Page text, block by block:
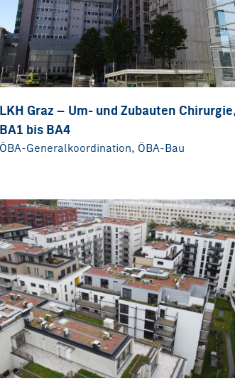
LKH Graz – Um- und Zubauten
BA1 bis BA4
ÖBA-Generalkoordination, ÖBA-Bau